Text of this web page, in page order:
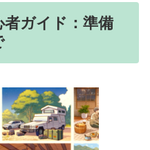
ガイド：準備